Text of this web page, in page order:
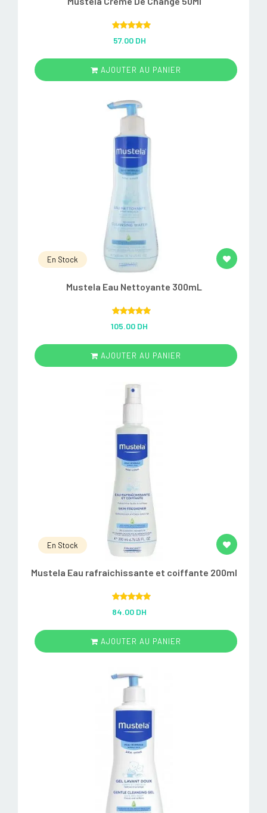
out of 5
57.00 DH
AJOUTER AU PANIER
En Stock
Mustela Eau Nettoyante 300mL
out of 5
105.00 DH
AJOUTER AU PANIER
En Stock
Mustela Eau rafraichissante et coiffante 200ml
out of 5
84.00 DH
AJOUTER AU PANIER